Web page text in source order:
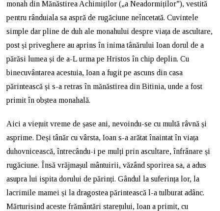
monah din Mănăstirea Achimiților („a Neadormiților”), vestită
pentru rânduiala sa aspră de rugăciune neîncetată. Cuvintele
simple dar pline de duh ale monahului despre viața de ascultare,
post și priveghere au aprins în inima tânărului Ioan dorul de a
părăsi lumea și de a-L urma pe Hristos în chip deplin. Cu
binecuvântarea acestuia, Ioan a fugit pe ascuns din casa
părintească și s-a retras în mănăstirea din Bitinia, unde a fost
primit în obștea monahală.
Aici a viețuit vreme de șase ani, nevoindu-se cu multă râvnă și
asprime. Deși tânăr cu vârsta, Ioan s-a arătat înaintat în viața
duhovnicească, întrecându-i pe mulți prin ascultare, înfrânare și
rugăciune. Însă vrăjmașul mântuirii, văzând sporirea sa, a adus
asupra lui ispita dorului de părinți. Gândul la suferința lor, la
lacrimile mamei și la dragostea părintească l-a tulburat adânc.
Mărturisind aceste frământări starețului, Ioan a primit, cu